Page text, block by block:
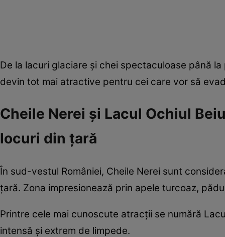
De la lacuri glaciare și chei spectaculoase până
devin tot mai atractive pentru cei care vor să
Cheile Nerei și Lacul Ochiul
locuri din țară
În sud-vestul României, Cheile Nerei sunt
țară. Zona impresionează prin apele turcoaz,
Printre cele mai cunoscute atracții se numără
intensă și extrem de limpede.